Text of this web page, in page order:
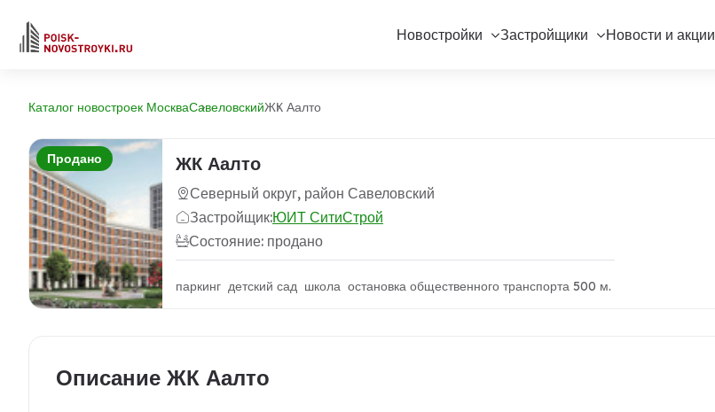
Новостройки Застройщики Новости и акции
Каталог новостроек МоскваСавеловскийЖК Аалто
Продано ЖК Аалто
Северный округ, район Савеловский
Застройщик:ЮИТ СитиСтрой
Состояние: продано
паркинг детский сад школа остановка общественного транспорта 500 м.
Описание ЖК Аалто